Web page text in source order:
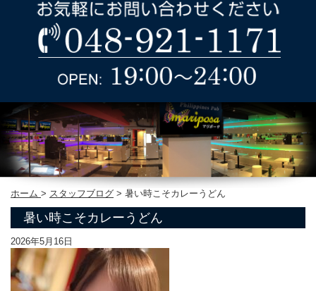
ホーム > スタッフブログ > 暑い時こそカレーうどん
暑い時こそカレーうどん
2026年5月16日